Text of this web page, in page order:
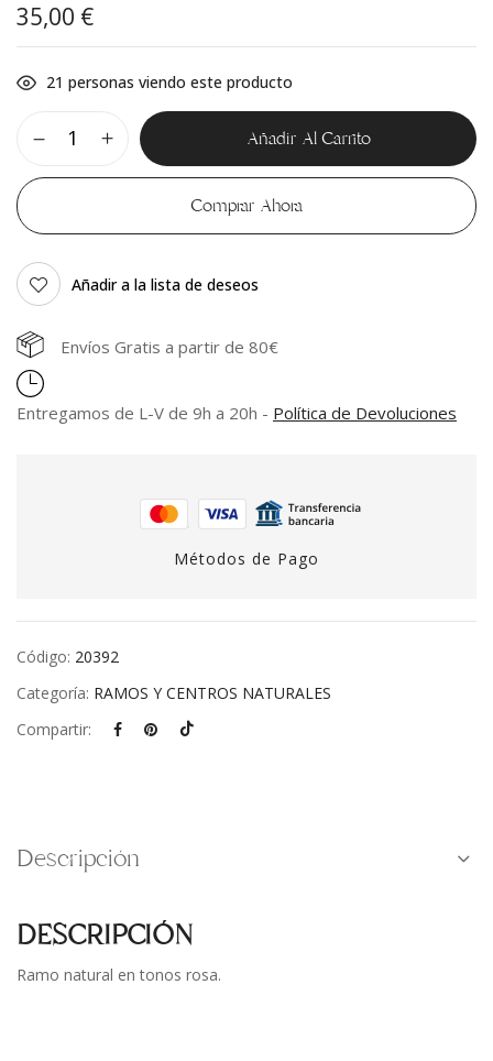
35,00 €
21 personas viendo este producto
Añadir Al Carrito
Comprar Ahora
Añadir a la lista de deseos
Envíos Gratis a partir de 80€
Entregamos de L-V de 9h a 20h - Política de Devoluciones
Métodos de Pago
Código: 20392
Categoría: RAMOS Y CENTROS NATURALES
Compartir:
Descripción
DESCRIPCIÓN
Ramo natural en tonos rosa.